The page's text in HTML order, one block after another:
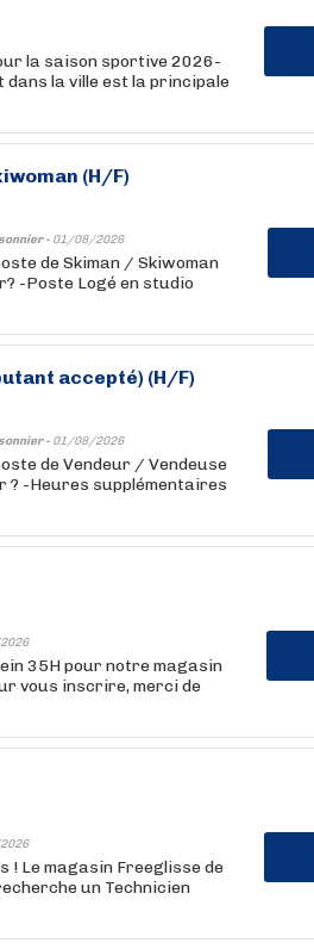
la saison sportive 2026-
la ville est la principale
(H/F)
- 01/08/2026
de Skiman / Skiwoman
-Poste Logé en studio
accepté) (H/F)
- 01/08/2026
de Vendeur / Vendeuse
? -Heures supplémentaires
35H pour notre magasin
vous inscrire, merci de
! Le magasin Freeglisse de
un Technicien